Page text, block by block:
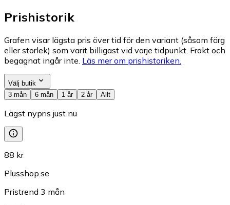
Prishistorik
Grafen visar lägsta pris över tid för den variant (såsom färg
eller storlek) som varit billigast vid varje tidpunkt. Frakt och
begagnat ingår inte. Läs mer om prishistoriken.
Välj butik
3 mån
6 mån 1 år 2 år Allt
Lägst nypris just nu
88 kr
Plusshop.se
Pristrend 3 mån